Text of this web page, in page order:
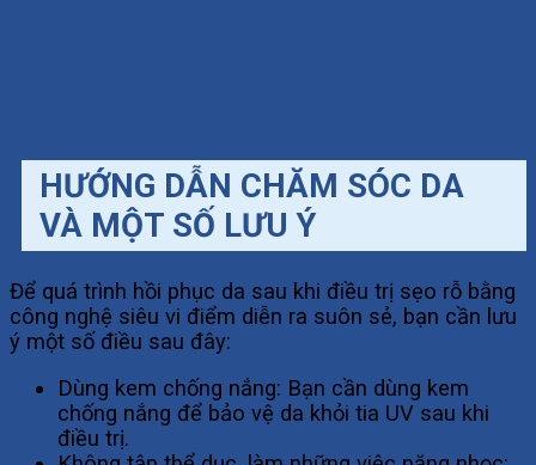
HƯỚNG DẪN CHĂM SÓC DA
VÀ MỘT SỐ LƯU Ý
Để quá trình hồi phục da sau khi điều trị sẹo rỗ bằng
công nghệ siêu vi điểm diễn ra suôn sẻ, bạn cần lưu
ý một số điều sau đây:
Dùng kem chống nắng: Bạn cần dùng kem
chống nắng để bảo vệ da khỏi tia UV sau khi
điều trị.